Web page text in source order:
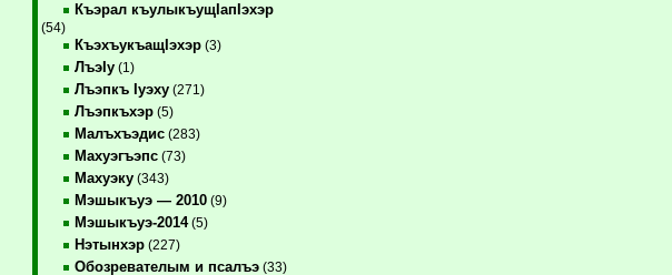
Къэрал къулыкъущIапIэхэр
(54)
КъэхъукъащIэхэр(3)
ЛъэIу(1)
Лъэпкъ Iуэху(271)
Лъэпкъхэр(5)
Малъхъэдис(283)
Махуэгъэпс(73)
Махуэку(343)
Мэшыкъуэ — 2010(9)
Мэшыкъуэ-2014(5)
Нэтынхэр(227)
Обозревателым и псалъэ(33)